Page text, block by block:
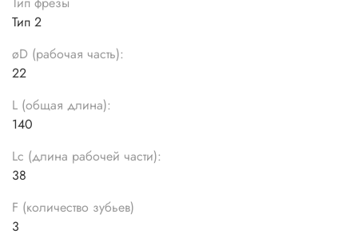
Тип 2
øD (рабочая часть):
22
L (общая длина):
140
Lc (длина рабочей части):
38
F (количество зубьев)
3